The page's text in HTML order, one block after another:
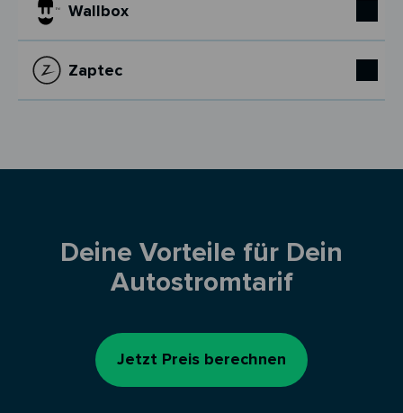
Wallbox
Zaptec
Deine Vorteile für Dein
Autostromtarif
Jetzt Preis berechnen